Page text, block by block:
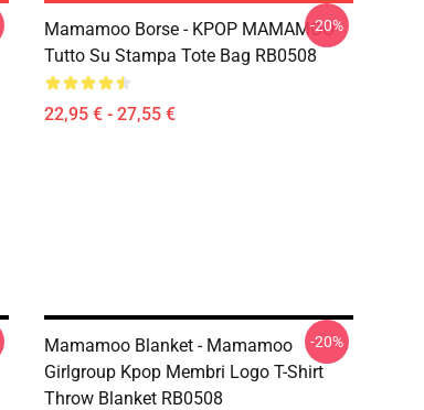
Mamamoo Borse - KPOP MAMAMOO
Tutto Su Stampa Tote Bag RB0508
22,95 € - 27,55 €
-20%
Mamamoo Blanket - Mamamoo
Girlgroup Kpop Membri Logo T-Shirt
Throw Blanket RB0508
-20%